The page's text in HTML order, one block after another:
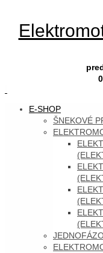
SKIP
E-SHOP
ŠNEKOVÉ